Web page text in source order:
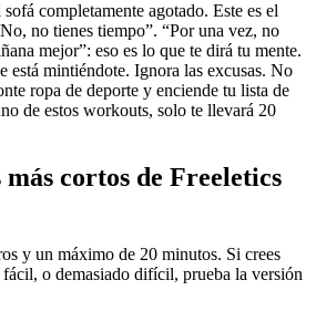
sofá completamente agotado. Este es el
no tienes tiempo”. “Por una vez, no
mejor”: eso es lo que te dirá tu mente.
está mintiéndote. Ignora las excusas. No
ropa de deporte y enciende tu lista de
de estos workouts, solo te llevará 20
cortos de Freeletics
y un máximo de 20 minutos. Si crees
fácil, o demasiado difícil, prueba la versión